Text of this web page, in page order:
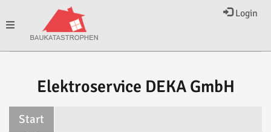
Login
Toggle
Elektroservice DEKA GmbH
Start